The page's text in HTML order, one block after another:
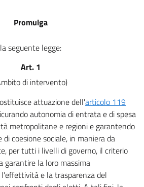
CAPO IV
CITTÀ METROPOLITANE
INTERVENTI SPECIALI
CAPO VI
COORDINAMENTO
LIVELLI DI GOVERNO
Promulga
la seguente legge:
Art. 1
di intervento)
attuazione dell'articolo 119
autonomia di entrata e di spesa
metropolitane e regioni e garantendo
di coesione sociale, in maniera da
per tutti i livelli di governo, il criterio
garantire la loro massima
l'effettività e la trasparenza del